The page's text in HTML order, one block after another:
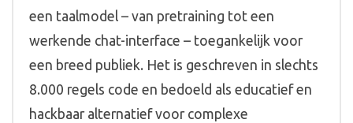
een taalmodel – van pretraining tot een
werkende chat-interface – toegankelijk voor
een breed publiek. Het is geschreven in slechts
8.000 regels code en bedoeld als educatief en
hackbaar alternatief voor complexe